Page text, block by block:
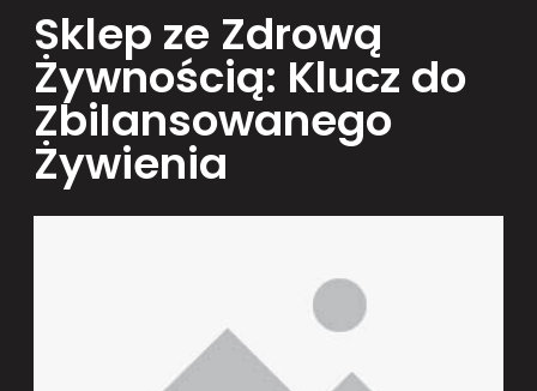
h
Sklep ze Zdrową
Żywnością: Klucz do
Zbilansowanego
Żywienia